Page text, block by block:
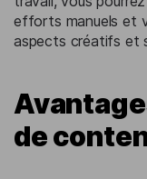
efforts manuels et
aspects créatifs et
de